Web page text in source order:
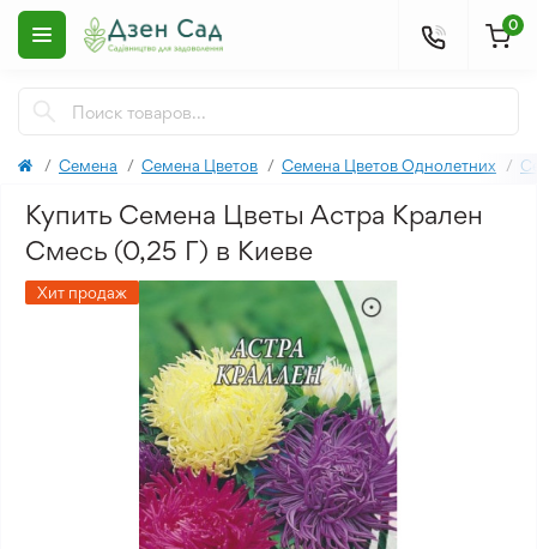
0
Семена Семена Цветов Семена Цветов Однолетних
Купить Семена Цветы Астра Крален
Смесь (0,25 Г) в Киеве
Хит продаж